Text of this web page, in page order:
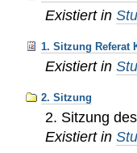
Existiert in
1. Sitzung Referat
Existiert in
2. Sitzung
2. Sitzung
Existiert in